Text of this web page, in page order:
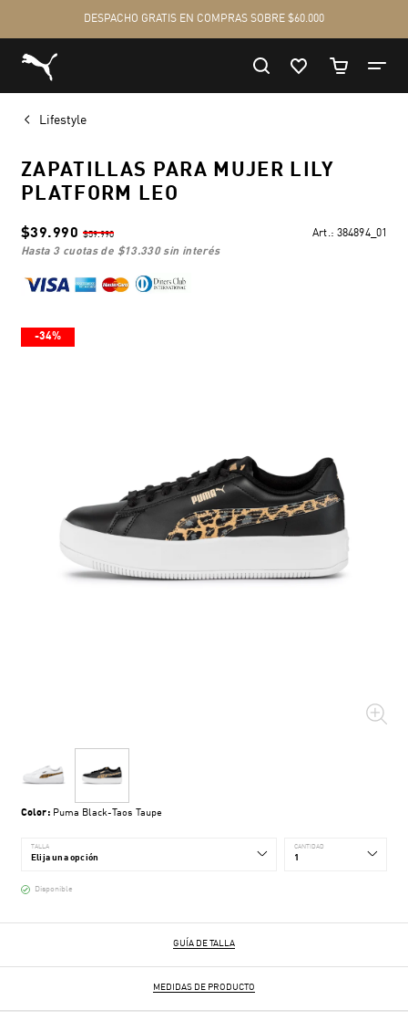
Lifestyle
ZAPATILLAS PARA MUJER LILY
PLATFORM LEO
$39.990 $59.990 Art.: 384894_01
hasta 3 cuotas de $13.330sin interés
-34%
Color: Puma Black-Taos Taupe
TALLA CANTIDAD
Disponible
GUÍA DE TALLA
MEDIDAS DE PRODUCTO